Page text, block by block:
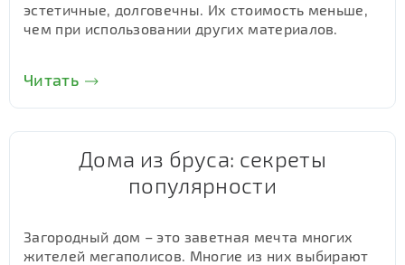
эстетичные, долговечны. Их стоимость меньше,
чем при использовании других материалов.
Читать
Дома из бруса: секреты
популярности
Загородный дом – это заветная мечта многих
жителей мегаполисов. Многие из них выбирают